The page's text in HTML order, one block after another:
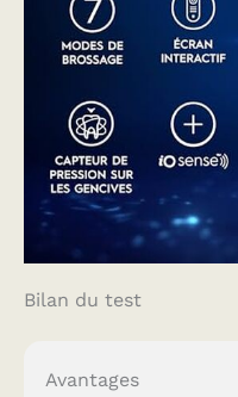
Bilan du test
Avantages